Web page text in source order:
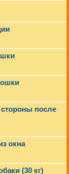
после
окна
(30 кг)